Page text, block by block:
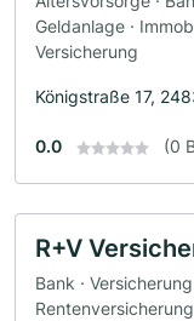
Geldanlage ·
Versicherung
Königstraße 17,
0.0 (0
R+V
Bank ·